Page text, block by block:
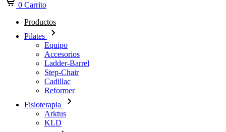
0 Carrito
Productos
Pilates
Equipo
Accesorios
Ladder-Barrel
Step-Chair
Cadillac
Reformer
Fisioterapia
Arktus
KLD